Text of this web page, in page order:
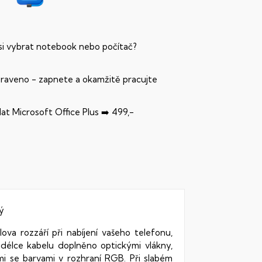
vybrat notebook nebo počítač?
- zapnete a okamžitě pracujte
Microsoft Office Plus ➡️ 499,-
rozzáří při nabíjení vašeho telefonu,
kabelu doplněno optickými vlákny,
barvami v rozhraní RGB. Při slabém